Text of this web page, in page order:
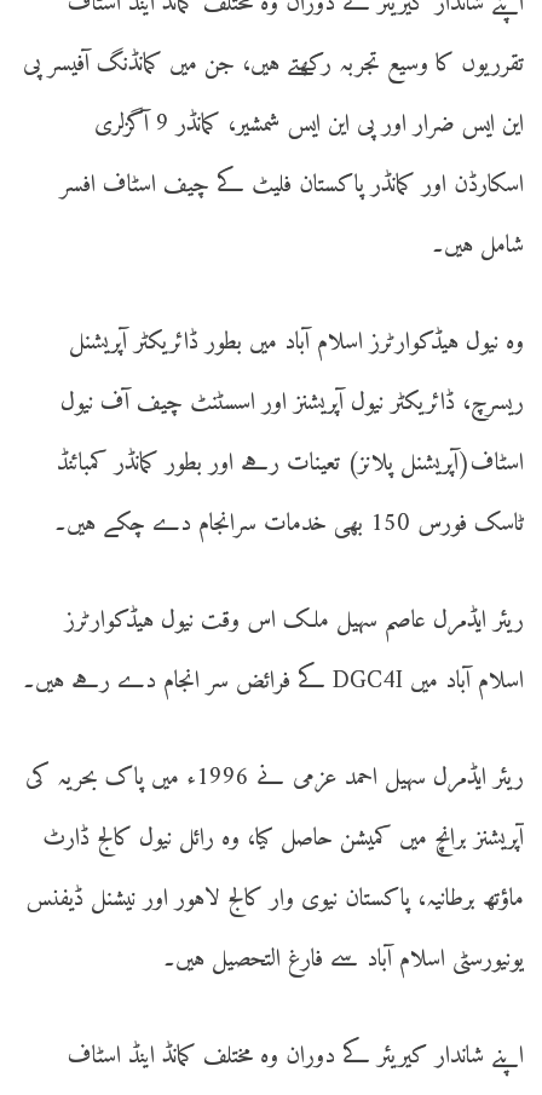
تقرریوں کا وسیع تجربہ رکھتے ہیں، جن میں کمانڈنگ آفیسر پی
این ایس ضرار اور پی این ایس شمشیر، کمانڈر 9 آگزلری
اسکارڈن اور کمانڈر پاکستان فلیٹ کے چیف اسٹاف افسر
شامل ہیں۔
وہ نیول ہیڈکوارٹرز اسلام آباد میں بطور ڈائریکٹر آپریشنل
ریسرچ، ڈائریکٹر نیول آپریشنز اور اسسٹنٹ چیف آف نیول
اسٹاف(آپریشنل پلانز) تعینات رہے اور بطور کمانڈر کمبائنڈ
ٹاسک فورس 150 بھی خدمات سرانجام دے چکے ہیں۔
ریئر ایڈمرل عاصم سہیل ملک اس وقت نیول ہیڈکوارٹرز
اسلام آباد میں DGC4I کے فرائض سر انجام دے رہے ہیں۔
ریئر ایڈمرل سہیل احمد عزمی نے 1996ء میں پاک بحریہ کی
آپریشنز برانچ میں کمیشن حاصل کیا، وہ رائل نیول کالج ڈارٹ
ماؤتھ برطانیہ، پاکستان نیوی وار کالج لاہور اور نیشنل ڈیفنس
یونیورسٹی اسلام آباد سے فارغ التحصیل ہیں۔
اپنے شاندار کیریئر کے دوران وہ مختلف کمانڈ اینڈ اسٹاف